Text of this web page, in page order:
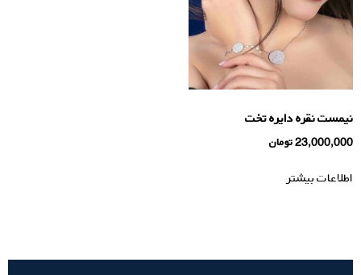
نیمست نقره دایره تخت
23,000,000تومان
اطلاعات بیشتر